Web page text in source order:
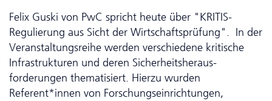
Felix Guski von PwC spricht heute über "KRITIS-
Regulierung aus Sicht der Wirtschaftsprüfung". In der
Veranstaltungsreihe werden verschiedene kritische
Infrastrukturen und deren Sicherheits­heraus­
forderungen thematisiert. Hierzu wurden
Referent*innen von Forschungs­ein­rich­tun­gen,